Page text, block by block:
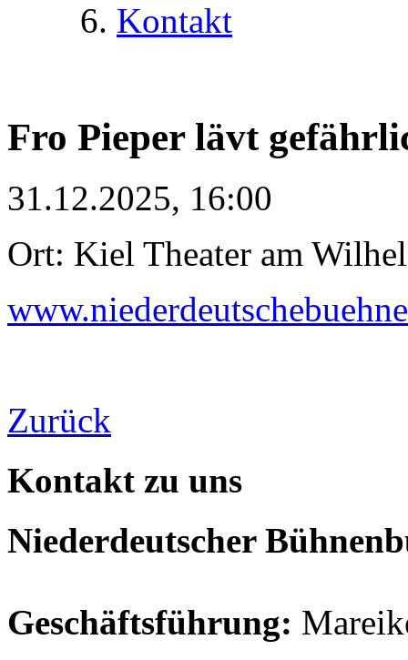
Kontakt
Fro Pieper lävt
31.12.2025, 16:00
Ort: Kiel Theater am
Zurück
Kontakt zu uns
Niederdeutscher
Geschäftsführung: